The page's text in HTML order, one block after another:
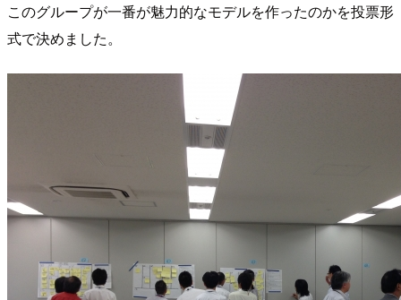
このグループが一番が魅力的なモデルを作ったのかを投票形
式で決めました。